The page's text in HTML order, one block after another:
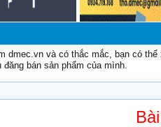
dmec.vn và có thắc mắc, bạn có
đăng bán sản phẩm của mình.